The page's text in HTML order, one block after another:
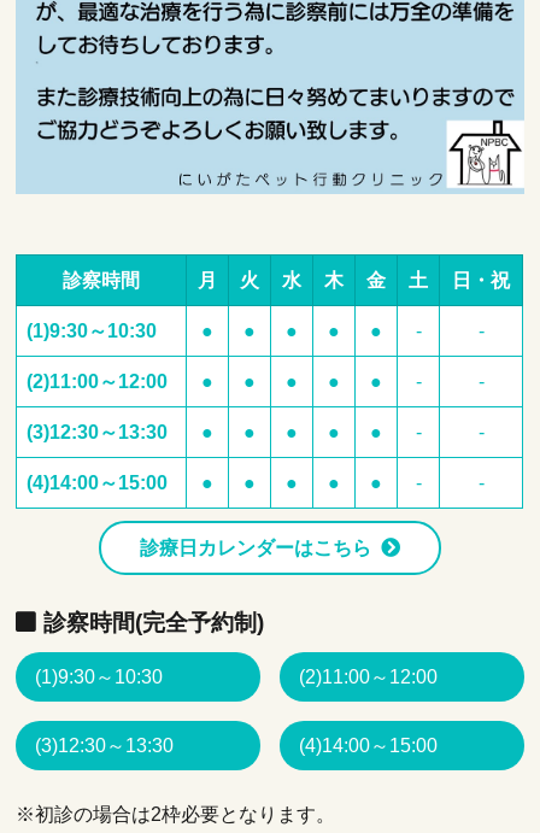
診察時間 月 火 水 木 金 土 日・祝
(1)9:30～10:30 ● ● ● ● ● - -
(2)11:00～12:00 ● ● ● ● ● - -
(3)12:30～13:30 ● ● ● ● ● - -
(4)14:00～15:00 ● ● ● ● ● - -
診療日カレンダーはこちら
診察時間(完全予約制)
(1)9:30～10:30 (2)11:00～12:00
(3)12:30～13:30 (4)14:00～15:00
※初診の場合は2枠必要となります。